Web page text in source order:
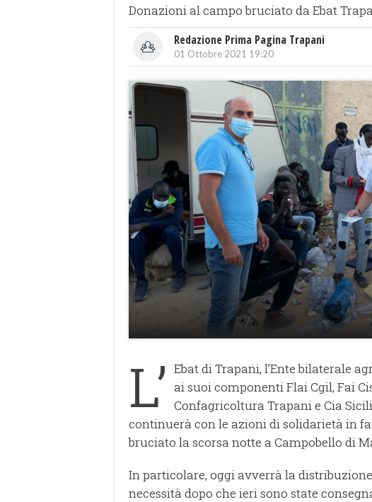
Donazioni al campo bruciato da Ebat
Redazione Prima Pagina Trapani
01 Ottobre 2021 19:20
L’ Ebat di Trapani, l’Ente bilaterale
ai suoi componenti Flai Cgil, Fai
Confagricoltura Trapani e Cia
continuerà con le azioni di solidarietà in
bruciato la scorsa notte a Campobello di
In particolare, oggi avverrà la
necessità dopo che ieri sono state